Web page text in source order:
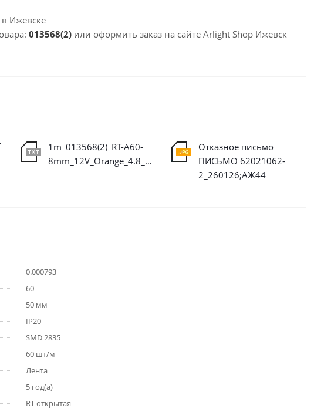
Ижевске
013568(2) или оформить заказ на сайте Arlight Shop Ижевск
1m_013568(2)_RT-A60-
8mm_12V_Orange_4.8_W'm_IP20_2835_5m.ies
Отказное письмо
ПИСЬМО 62021062-
2_260126;АЖ44
0.000793
60
50 мм
IP20
SMD 2835
60 шт/м
Лента
5 год(а)
RT открытая